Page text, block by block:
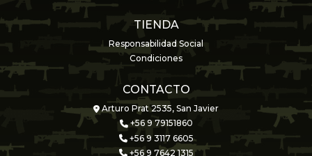
TIENDA
Responsabilidad Social
Condiciones
CONTACTO
Arturo Prat 2535, San Javier
+56 9 79151860
+56 9 3117 6605
+56 9 7642 1315